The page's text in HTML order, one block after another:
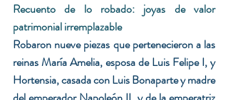
Recuento de lo robado: joyas de valor
patrimonial irremplazable
Robaron nueve piezas que pertenecieron a las
reinas María Amelia, esposa de Luis Felipe I, y
Hortensia, casada con Luis Bonaparte y madre